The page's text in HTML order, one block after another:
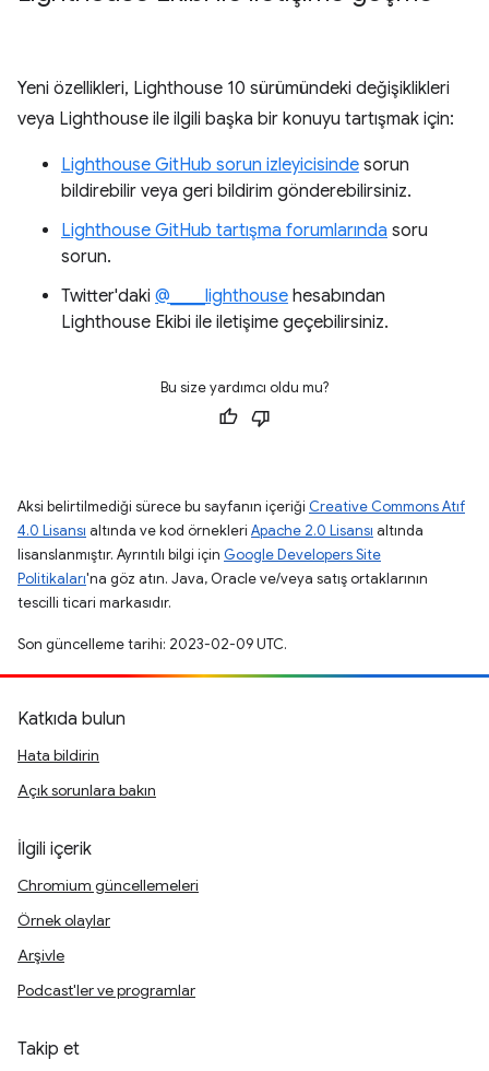
Yeni özellikleri, Lighthouse 10 sürümündeki değişiklikleri
veya Lighthouse ile ilgili başka bir konuyu tartışmak için:
Lighthouse GitHub sorun izleyicisinde sorun
bildirebilir veya geri bildirim gönderebilirsiniz.
Lighthouse GitHub tartışma forumlarında soru
sorun.
Twitter'daki @____lighthouse hesabından
Lighthouse Ekibi ile iletişime geçebilirsiniz.
Bu size yardımcı oldu mu?
Aksi belirtilmediği sürece bu sayfanın içeriği Creative Commons Atıf
4.0 Lisansı altında ve kod örnekleri Apache 2.0 Lisansı altında
lisanslanmıştır. Ayrıntılı bilgi için Google Developers Site
Politikaları'na göz atın. Java, Oracle ve/veya satış ortaklarının
tescilli ticari markasıdır.
Son güncelleme tarihi: 2023-02-09 UTC.
Katkıda bulun
Hata bildirin
Açık sorunlara bakın
İlgili içerik
Chromium güncellemeleri
Örnek olaylar
Arşivle
Podcast'ler ve programlar
Takip et